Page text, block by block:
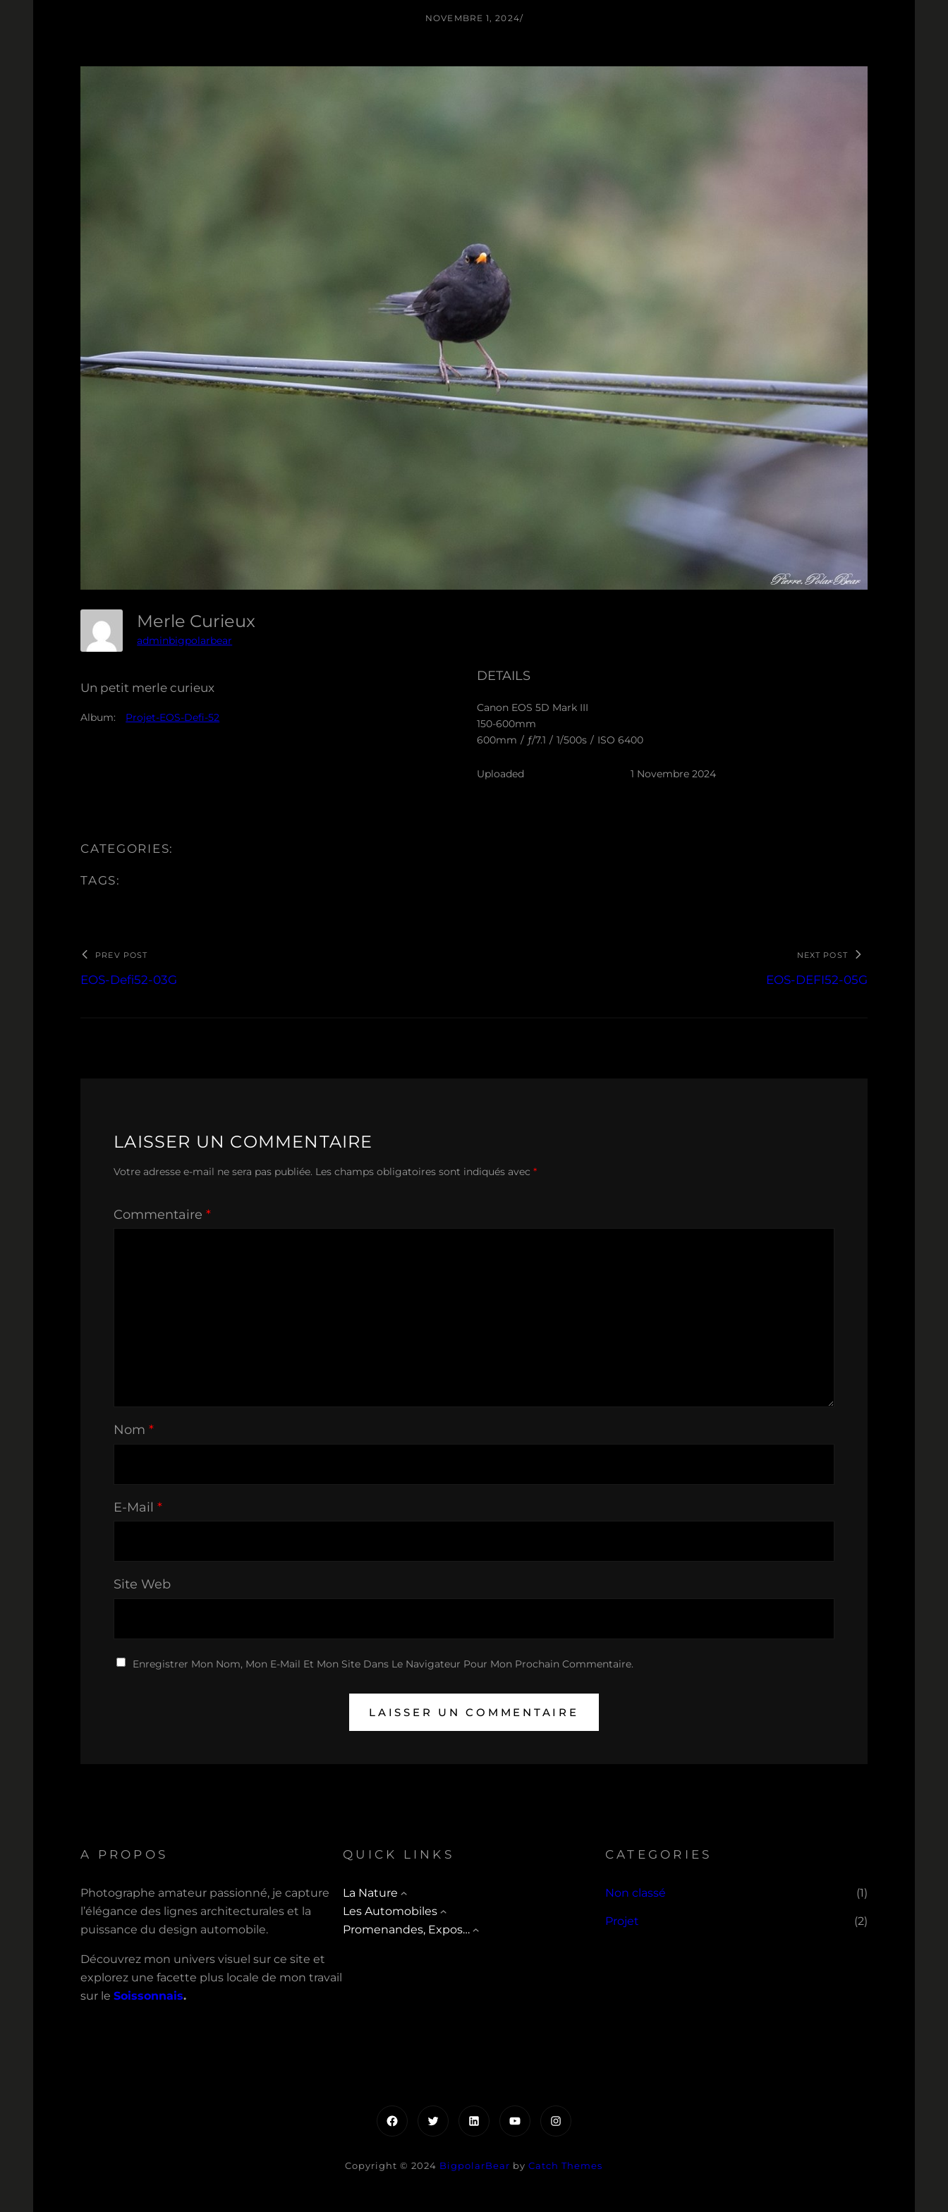
NOVEMBRE 1, 2024/
Merle Curieux
adminbigpolarbear
Un petit merle curieux
Album: Projet-EOS-Defi-52
DETAILS
Canon EOS 5D Mark III
150-600mm
600mm / ƒ/7.1 / 1/500s / ISO 6400
Uploaded 1 Novembre 2024
CATEGORIES:
TAGS:
PREV POST
EOS-Defi52-03G
NEXT POST
EOS-DEFI52-05G
LAISSER UN COMMENTAIRE
Votre adresse e-mail ne sera pas publiée. Les champs obligatoires sont indiqués avec*
Commentaire*
Nom*
E-Mail*
Site Web
Enregistrer Mon Nom, Mon E-Mail Et Mon Site Dans Le Navigateur Pour Mon Prochain Commentaire.
A PROPOS
Photographe amateur passionné, je capture
l’élégance des lignes architecturales et la
puissance du design automobile.
Découvrez mon univers visuel sur ce site et
explorez une facette plus locale de mon travail
sur leSoissonnais.
QUICK LINKS
La Nature
Les Automobiles
Promenandes, Expos…
CATEGORIES
Non classé (1)
Projet (2)
FacebookTwitterLinkedInYouTubeInstagram
Copyright © 2024 BigpolarBear byCatch Themes